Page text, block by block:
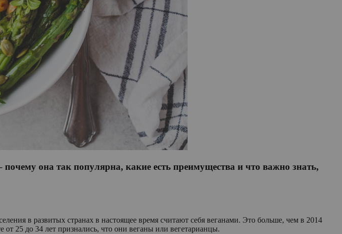
она так популярна, какие есть преимущества и что важно знать,
в развитых странах в настоящее время считают себя веганами. Это больше, чем в 2014
от 25 до 34 лет признались, что они веганы или вегетарианцы.